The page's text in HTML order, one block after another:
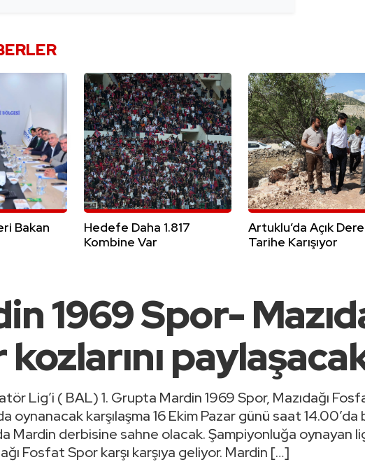
Bakan
Hedefe Daha 1.817
Kombine Var
Artuklu’da Açık
Tarihe Karışıyor
1969 Spor-
Lig’i ( BAL) 1. Grupta Mardin 1969 Spor, Mazıdağı
oynanacak karşılaşma 16 Ekim Pazar günü saat 14.00’da
Mardin derbisine sahne olacak. Şampiyonluğa oynayan
Fosfat Spor karşı karşıya geliyor. Mardin […]